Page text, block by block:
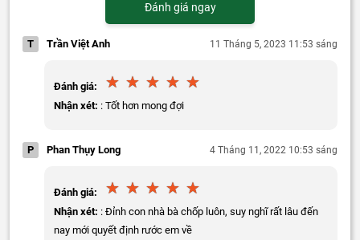
Đánh giá ngay
T Trần Việt Anh 11 Tháng 5, 2023 11:53 sáng
Đánh giá:
Nhận xét: : Tốt hơn mong đợi
P Phan Thụy Long 4 Tháng 11, 2022 10:53 sáng
Đánh giá:
Nhận xét: : Đỉnh con nhà bà chốp luôn, suy nghĩ rất lâu đến
nay mới quyết định rước em về